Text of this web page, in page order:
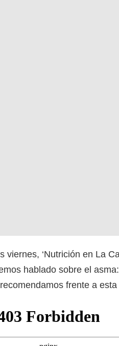
viernes, ‘Nutrición en La
hablado sobre el
frente a